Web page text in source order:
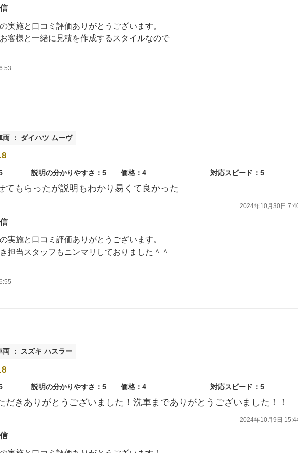
実施と口コミ評価ありがとうございます。
客様と一緒に見積を作成するスタイルなので
いことはなんでもご相談ください！
両 ： ダイハツ ムーヴ
説明の分かりやすさ：5 価格：4 対応スピード：5
てもらったが説明もわかり易くて良かった
2024年10月30日
実施と口コミ評価ありがとうございます。
担当スタッフもニンマリしておりました＾＾
はその場で相談に乗りますのでなんでも聞いてください！！
両 ： スズキ ハスラー
説明の分かりやすさ：5 価格：4 対応スピード：5
だきありがとうございました！洗車までありがとうございました！！
2024年10月9日